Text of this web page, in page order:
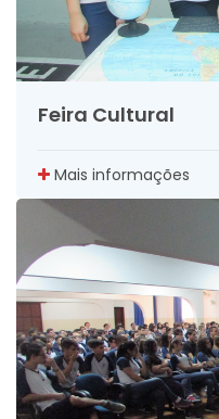
Feira Cultural
Mais informações